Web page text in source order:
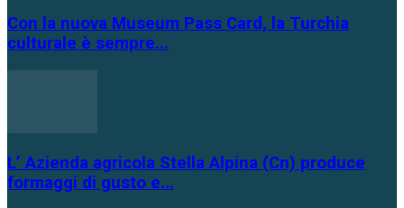
Con la nuova Museum Pass Card, la Turchia
culturale è sempre...
L’ Azienda agricola Stella Alpina (Cn) produce
formaggi di gusto e...